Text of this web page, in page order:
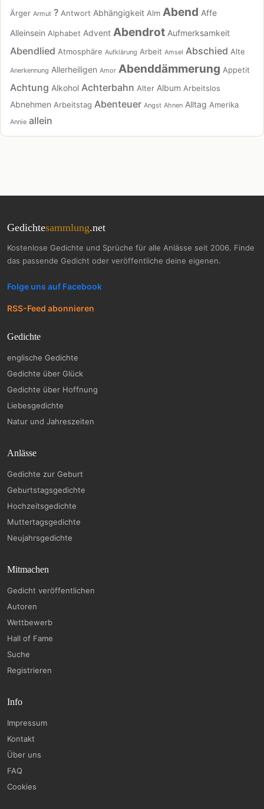
Ärger Armut ? Antwort Abhängigkeit Alm Abend Affe
Alleinsein Alphabet Advent Abendrot Aufmerksamkeit
Abendlied Atmosphäre Aufklärung Arbeit Amsel Abschied Alte
Anerkennung Allerheiligen Amor Abenddämmerung Appetit
Achtung Alkohol Achterbahn Alter Album Arbeitslos
Abnehmen Arbeitstag Abenteuer Angst Ahnen Alltag Amerika
Annie allein
Gedichtesammlung.net
Kostenlose Gedichte und Sprüche für alle Anlässe seit 2006. Finde
das passende Gedicht oder veröffentliche deine eigenen.
Folge uns auf Facebook
RSS-Feed abonnieren
Gedichte
englische Gedichte
Gedichte über Glück
Gedichte über Hoffnung
Liebesgedichte
Natur und Jahreszeiten
Anlässe
Gedichte zur Geburt
Geburtstagsgedichte
Hochzeitsgedichte
Muttertagsgedichte
Neujahrsgedichte
Mitmachen
Gedicht veröffentlichen
Autoren
Wettbewerb
Hall of Fame
Suche
Registrieren
Info
Impressum
Kontakt
Über uns
FAQ
Cookies